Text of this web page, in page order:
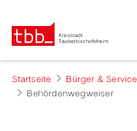
Startseite Bürger & Service
Behördenwegweiser